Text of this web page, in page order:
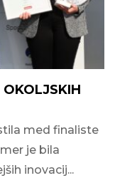
med finaliste
je bila
inovacij...